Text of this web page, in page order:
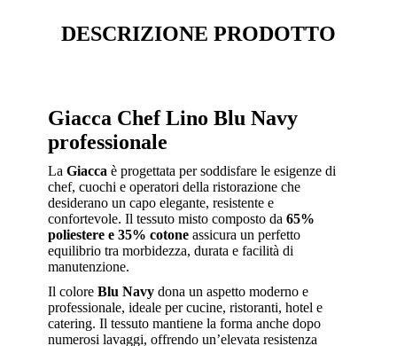
DESCRIZIONE PRODOTTO
Giacca Chef Lino Blu Navy
professionale
La Giacca è progettata per soddisfare le esigenze di
chef, cuochi e operatori della ristorazione che
desiderano un capo elegante, resistente e
confortevole. Il tessuto misto composto da 65%
poliestere e 35% cotone assicura un perfetto
equilibrio tra morbidezza, durata e facilità di
manutenzione.
Il colore Blu Navy dona un aspetto moderno e
professionale, ideale per cucine, ristoranti, hotel e
catering. Il tessuto mantiene la forma anche dopo
numerosi lavaggi, offrendo un’elevata resistenza